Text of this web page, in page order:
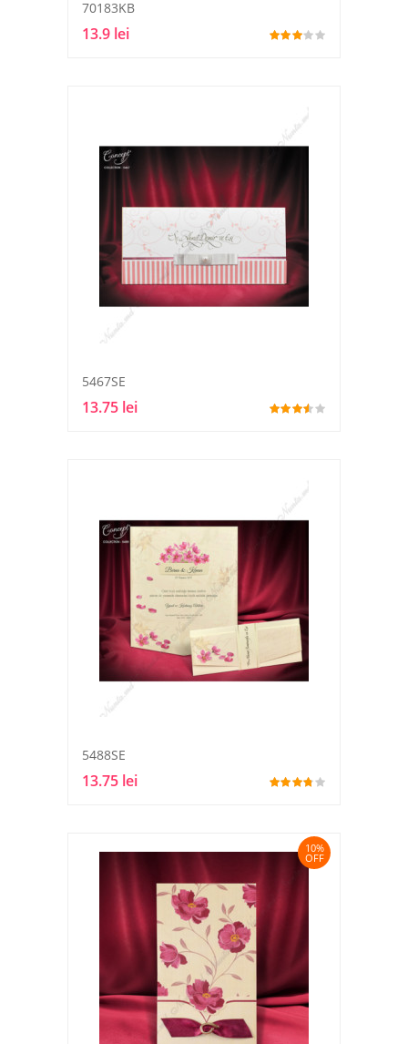
70183KB
13.9 lei
5467SE
13.75 lei
5488SE
13.75 lei
10%
OFF